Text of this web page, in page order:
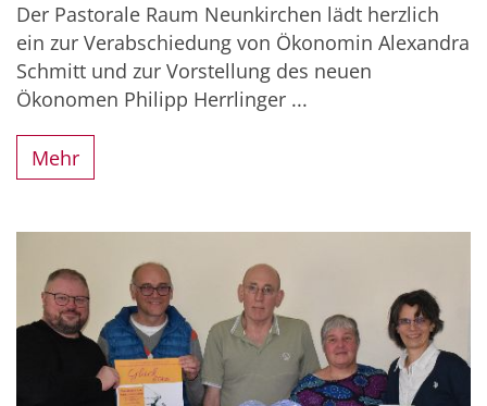
Der Pastorale Raum Neunkirchen lädt herzlich
ein zur Verabschiedung von Ökonomin Alexandra
Schmitt und zur Vorstellung des neuen
Ökonomen Philipp Herrlinger ...
Mehr